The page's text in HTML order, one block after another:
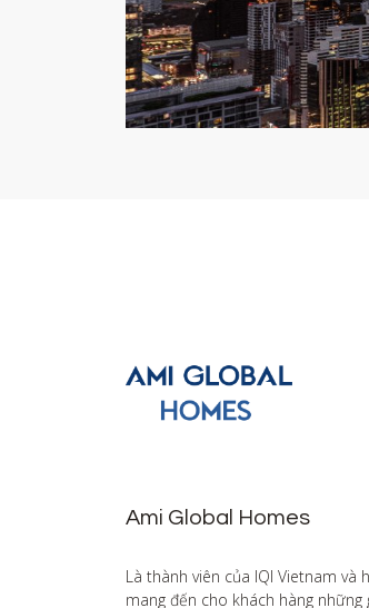
Ami Global Homes
Là thành viên của IQI Vietnam
mang đến cho khách hàng